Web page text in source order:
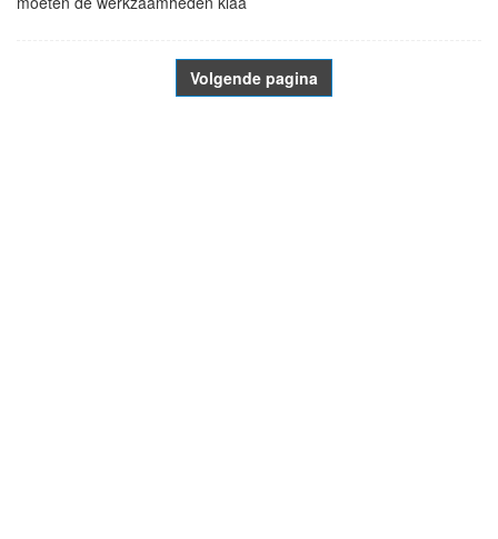
Volgende pagina